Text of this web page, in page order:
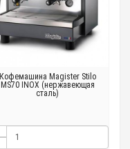
Кофемашина Magister Stilo
MS70 INOX (нержавеющая
сталь)